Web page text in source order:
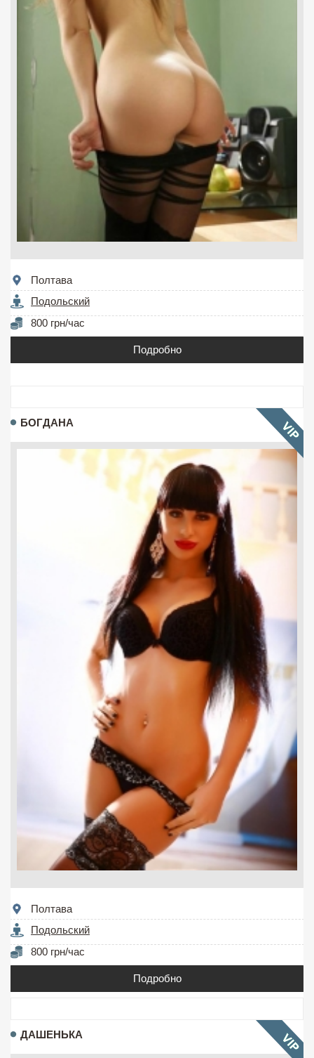
Полтава
Подольский
800 грн/час
Подробно
БОГДАНА
Полтава
Подольский
800 грн/час
Подробно
ДАШЕНЬКА